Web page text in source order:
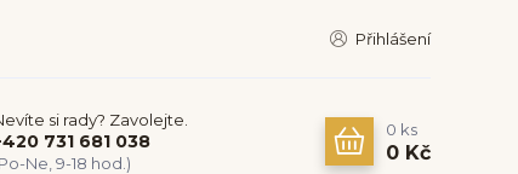
Přihlášení
si rady? Zavolejte.
731 681 038
Ne, 9-18 hod.)
0 ks
0 Kč